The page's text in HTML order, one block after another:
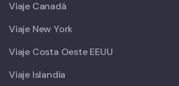
Viaje Canadá
Viaje New York
Viaje Costa Oeste EEUU
Viaje Islandia